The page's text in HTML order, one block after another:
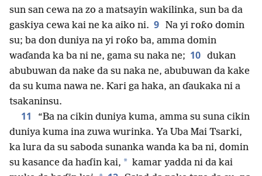
sun san cewa na zo a matsayin wakilinka, sun ba da
gaskiya cewa kai ne ka aiko ni. 9 Na yi roƙo domin
su; ba don duniya na yi roƙo ba, amma domin
waɗanda ka ba ni ne, gama su naka ne; 10 dukan
abubuwan da nake da su naka ne, abubuwan da kake
da su kuma nawa ne. Ƙari ga haka, an ɗaukaka ni a
tsakaninsu.
11
“Ba na cikin duniya kuma, amma su suna cikin
duniya kuma ina zuwa wurinka. Ya Uba Mai Tsarki,
ka lura da su saboda sunanka wanda ka ba ni, domin
su kasance da haɗin kai, * kamar yadda ni da kai